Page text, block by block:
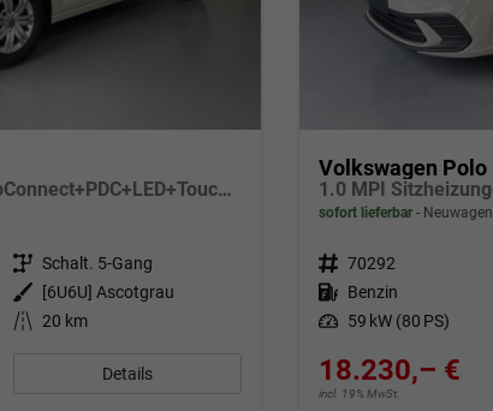
1.0 MPI Sitzheizung+AppConnect+PDC+LED+Touch+Lichtsensor+MultiLenkrad
Getriebe Schalt. 5-Gang
Außenfarbe
[6U6U] Ascotgrau
Kilometerstand 20 km
Details
Volkswagen Polo
sofort lieferbar Neuwagen
Fahrzeugnr. 70292
Kraftstoff Benzin
Leistung 59 kW (80 PS)
18.230,– €
incl. 19% MwSt.